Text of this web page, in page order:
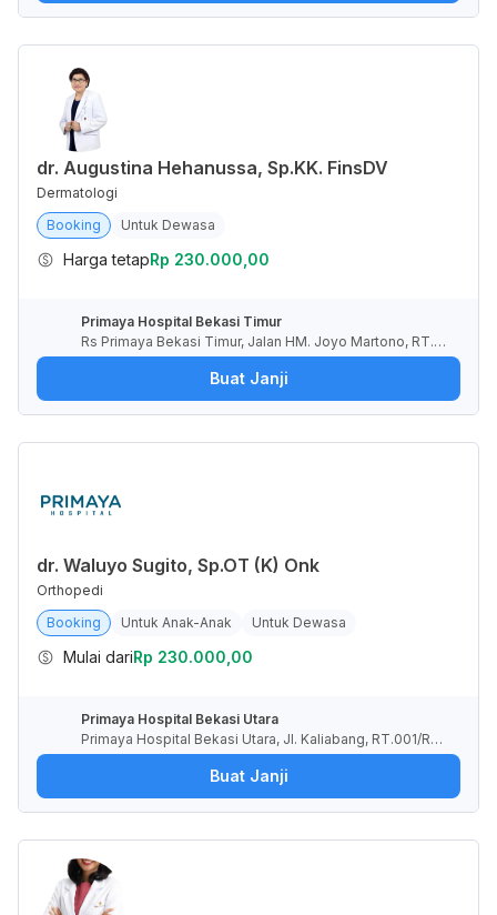
dr. Augustina Hehanussa, Sp.KK. FinsDV
Dermatologi
Booking
Untuk Dewasa
Harga tetapRp 230.000,00
Primaya Hospital Bekasi Timur
Rs Primaya Bekasi Timur, Jalan HM. Joyo Martono, RT.0
03/RW.021, Margahayu, Kota Bekasi, Jawa Barat, Indone
Buat Janji
dr. Waluyo Sugito, Sp.OT (K) Onk
Orthopedi
Booking
Untuk Anak-Anak Untuk Dewasa
Mulai dariRp 230.000,00
Primaya Hospital Bekasi Utara
Primaya Hospital Bekasi Utara, Jl. Kaliabang, RT.001/RW.
033, Teluk Pucung, Kota Bekasi, Jawa Barat, Indonesia
Buat Janji